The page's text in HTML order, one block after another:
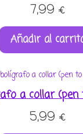
7,99 €
Añadir al
a collar (pen
5,99 €